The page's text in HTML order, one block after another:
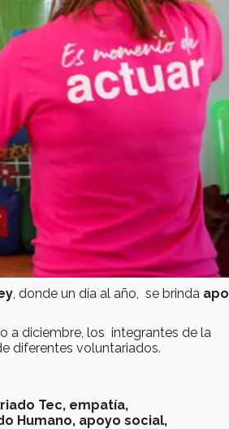
, donde un día al año, se brinda
a diciembre, los integrantes de la
diferentes voluntariados.
Tec, empatía,
Humano, apoyo social,